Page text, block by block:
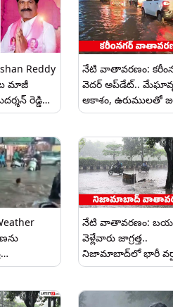
ఉత్సవాలు
Reddy
మాజీ
రెడ్డి
తీవ్ర
ప్రకటన
నేటి వాతావరణం:
వెదర్ అప్‌డేట్..
ఆకాశం, ఉరుములతో
కురిసే అవకాశం..
జిల్లాలకు
నేటి వాతావరణం:
వెళ్లేవారు జాగ్రత్త..
నిజామాబాద్‌లో భారీ
తుంపర కమ్మే అవకాశం